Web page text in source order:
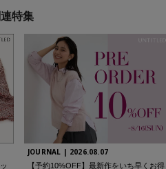
特集
JOURNAL | 2026.08.07
【予約10%OFF】最新作をいち早くお得